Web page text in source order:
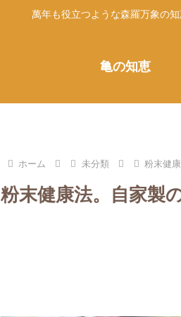
萬年も役立つような森羅万象の
亀の知恵
ホーム 未分類 粉末健
粉末健康法。自家製